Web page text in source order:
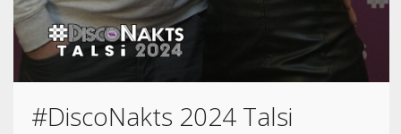
#DiscoNakts 2024 Talsi